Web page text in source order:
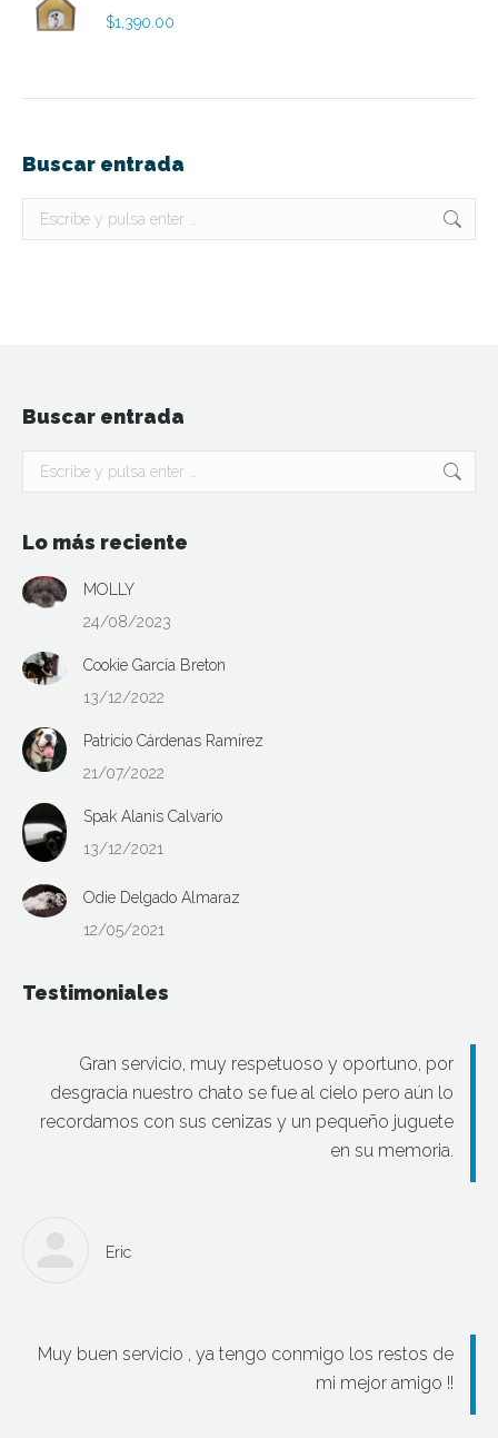
$1,390.00
Buscar entrada
Buscar:
Buscar entrada
Buscar:
Lo más reciente
MOLLY
24/08/2023
Cookie García Breton
13/12/2022
Patricio Cárdenas Ramírez
21/07/2022
Spak Alanis Calvario
13/12/2021
Odie Delgado Almaraz
12/05/2021
Testimoniales
Gran servicio, muy respetuoso y oportuno, por
desgracia nuestro chato se fue al cielo pero aún lo
recordamos con sus cenizas y un pequeño juguete
en su memoria.
Eric
Muy buen servicio , ya tengo conmigo los restos de
mi mejor amigo !!